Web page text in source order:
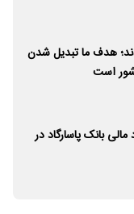
هدف ما تبدیل شدن
است
بانک پاسارگاد در